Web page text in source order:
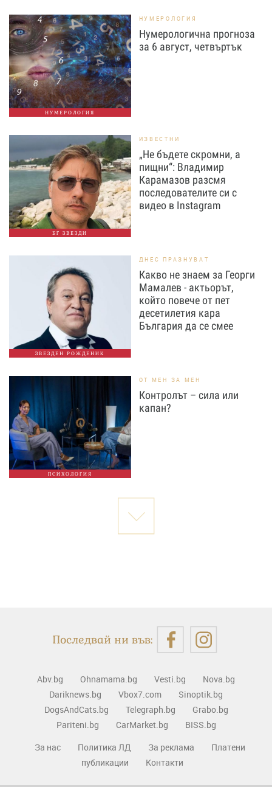
НУМЕРОЛОГИЯ
НУМЕРОЛОГИЯ
Нумерологична прогноза
за 6 август, четвъртък
БГ ЗВЕЗДИ
ИЗВЕСТНИ
„Не бъдете скромни, а
пищни“: Владимир
Карамазов разсмя
последователите си с
видео в Instagram
ЗВЕЗДЕН РОЖДЕНИК
ДНЕС ПРАЗНУВАТ
Какво не знаем за Георги
Мамалев - актьорът,
който повече от пет
десетилетия кара
България да се смее
ПСИХОЛОГИЯ
ОТ МЕН ЗА МЕН
Контролът – сила или
капан?
Последвай ни във:
Abv.bg Ohnamama.bg Vesti.bg
Nova.bg
Dariknews.bg
Vbox7.com
Sinoptik.bg
DogsAndCats.bg
Telegraph.bg
Grabo.bg
Pariteni.bg
CarMarket.bg
BISS.bg
За нас
Политика ЛД За реклама
Платени
публикации
Контакти